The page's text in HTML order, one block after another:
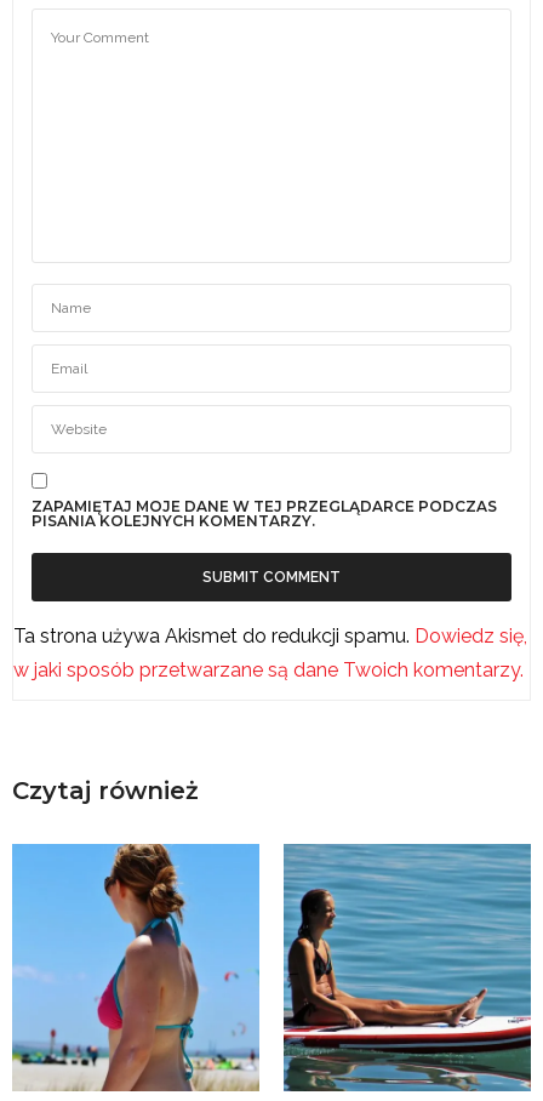
ZAPAMIĘTAJ MOJE DANE W TEJ PRZEGLĄDARCE PODCZAS
PISANIA KOLEJNYCH KOMENTARZY.
Ta strona używa Akismet do redukcji spamu. Dowiedz się,
w jaki sposób przetwarzane są dane Twoich komentarzy.
Czytaj również